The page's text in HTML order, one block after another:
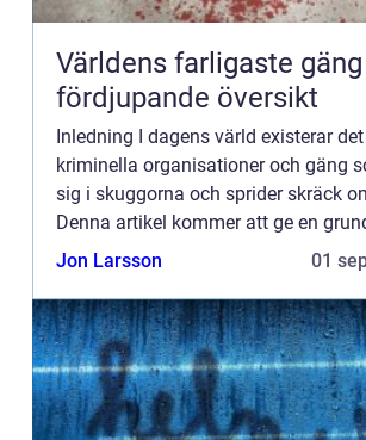
Världens farligaste gäng en
fördjupande översikt
Inledning I dagens värld existerar
kriminella organisationer och gäng
sig i skuggorna och sprider skräck
Denna artikel kommer att ge en
över några av världens farligaste
Jon Larsson 01